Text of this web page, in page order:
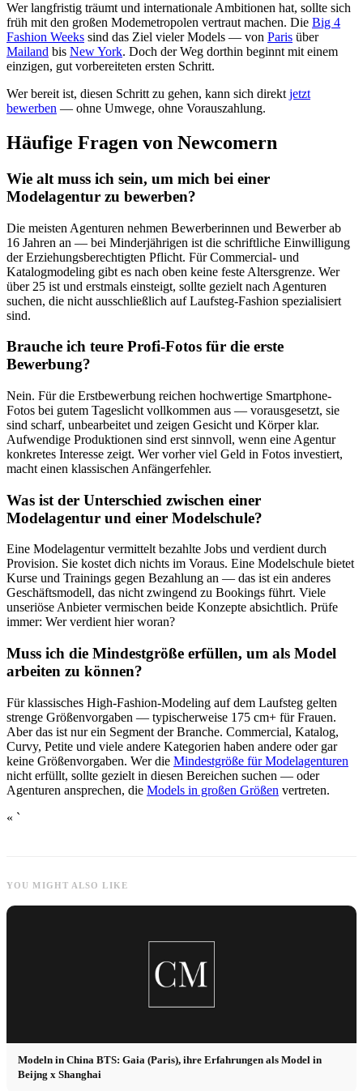
Wer langfristig träumt und internationale Ambitionen hat, sollte sich
früh mit den großen Modemetropolen vertraut machen. Die Big 4
Fashion Weeks sind das Ziel vieler Models — von Paris über
Mailand bis New York. Doch der Weg dorthin beginnt mit einem
einzigen, gut vorbereiteten ersten Schritt.
Wer bereit ist, diesen Schritt zu gehen, kann sich direkt jetzt
bewerben — ohne Umwege, ohne Vorauszahlung.
Häufige Fragen von Newcomern
Wie alt muss ich sein, um mich bei einer
Modelagentur zu bewerben?
Die meisten Agenturen nehmen Bewerberinnen und Bewerber ab
16 Jahren an — bei Minderjährigen ist die schriftliche Einwilligung
der Erziehungsberechtigten Pflicht. Für Commercial- und
Katalogmodeling gibt es nach oben keine feste Altersgrenze. Wer
über 25 ist und erstmals einsteigt, sollte gezielt nach Agenturen
suchen, die nicht ausschließlich auf Laufsteg-Fashion spezialisiert
sind.
Brauche ich teure Profi-Fotos für die erste
Bewerbung?
Nein. Für die Erstbewerbung reichen hochwertige Smartphone-
Fotos bei gutem Tageslicht vollkommen aus — vorausgesetzt, sie
sind scharf, unbearbeitet und zeigen Gesicht und Körper klar.
Aufwendige Produktionen sind erst sinnvoll, wenn eine Agentur
konkretes Interesse zeigt. Wer vorher viel Geld in Fotos investiert,
macht einen klassischen Anfängerfehler.
Was ist der Unterschied zwischen einer
Modelagentur und einer Modelschule?
Eine Modelagentur vermittelt bezahlte Jobs und verdient durch
Provision. Sie kostet dich nichts im Voraus. Eine Modelschule bietet
Kurse und Trainings gegen Bezahlung an — das ist ein anderes
Geschäftsmodell, das nicht zwingend zu Bookings führt. Viele
unseriöse Anbieter vermischen beide Konzepte absichtlich. Prüfe
immer: Wer verdient hier woran?
Muss ich die Mindestgröße erfüllen, um als Model
arbeiten zu können?
Für klassisches High-Fashion-Modeling auf dem Laufsteg gelten
strenge Größenvorgaben — typischerweise 175 cm+ für Frauen.
Aber das ist nur ein Segment der Branche. Commercial, Katalog,
Curvy, Petite und viele andere Kategorien haben andere oder gar
keine Größenvorgaben. Wer die Mindestgröße für Modelagenturen
nicht erfüllt, sollte gezielt in diesen Bereichen suchen — oder
Agenturen ansprechen, die Models in großen Größen vertreten.
« `
YOU MIGHT ALSO LIKE
Modeln in China BTS: Gaia (Paris), ihre Erfahrungen als Model in
Beijng x Shanghai